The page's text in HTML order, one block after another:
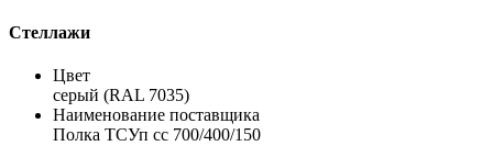
Стеллажи
Цвет
серый (RAL 7035)
Наименование поставщика
Полка ТСУп сс 700/400/150